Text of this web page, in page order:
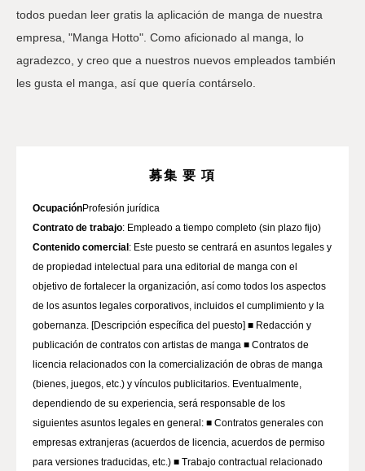
todos puedan leer gratis la aplicación de manga de nuestra
empresa, "Manga Hotto". Como aficionado al manga, lo
agradezco, y creo que a nuestros nuevos empleados también
les gusta el manga, así que quería contárselo.
募集 要 項
Ocupación
Contrato de trabajo
Contenido comercial : Este puesto se centrará en asuntos legales y
de propiedad intelectual para una editorial de manga con el
objetivo de fortalecer la organización, así como todos los aspectos
de los asuntos legales corporativos, incluidos el cumplimiento y la
gobernanza. [Descripción específica del puesto] ■ Redacción y
publicación de contratos con artistas de manga ■ Contratos de
licencia relacionados con la comercialización de obras de manga
(bienes, juegos, etc.) y vínculos publicitarios. Eventualmente,
dependiendo de su experiencia, será responsable de los
siguientes asuntos legales en general: ■ Contratos generales con
empresas extranjeras (acuerdos de licencia, acuerdos de permiso
para versiones traducidas, etc.) ■ Trabajo contractual relacionado